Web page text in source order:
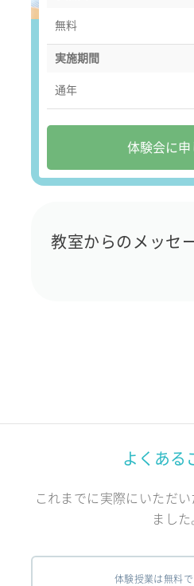
無料
実施期間
通年
体験会に申
教室からのメッセ
よくある
これまでに実際にいただ
ました
体験授業は無料で